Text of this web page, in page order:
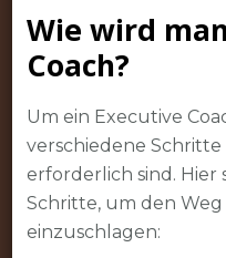
Wie wird
Coach?
Um ein Executive
verschiedene
erforderlich sind.
Schritte, um den
einzuschlagen: